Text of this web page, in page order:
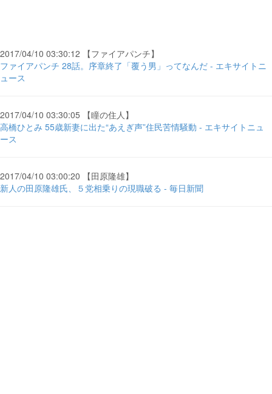
2017/04/10 03:30:12 【ファイアパンチ】
ファイアパンチ 28話。序章終了「覆う男」ってなんだ - エキサイトニ
ュース
2017/04/10 03:30:05 【瞳の住人】
高橋ひとみ 55歳新妻に出た“あえぎ声”住民苦情騒動 - エキサイトニュ
ース
2017/04/10 03:00:20 【田原隆雄】
新人の田原隆雄氏、５党相乗りの現職破る - 毎日新聞